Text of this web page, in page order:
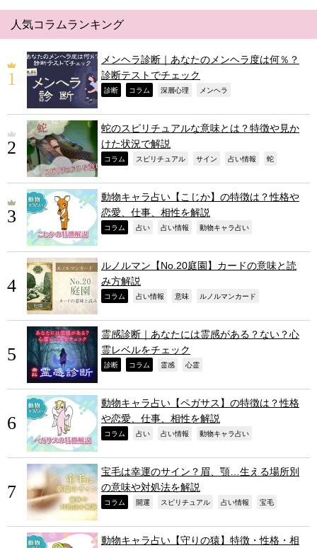
人気コラムランキング
メンヘラ診断｜あなたのメンヘラ度は何％？
診断テストでチェック
診断 コラム 深層心理 メンヘラ
蛇のスピリチュアルな意味とは？特徴や見か
けた状況で解説
コラム スピリチュアル サイン 占い情報 蛇
動物キャラ占い【こじか】の特徴は？性格や
恋愛、仕事、相性を解説
コラム 占い 占い情報 動物キャラ占い
ルノルマン【No.20庭園】カードの意味と読
み方解説
コラム 占い情報 意味 ルノルマンカード
霊感診断｜あなたには霊感がある？ない？心
霊レベルをチェック
診断 コラム 霊感 心霊
動物キャラ占い【ペガサス】の特徴は？性格
や恋愛、仕事、相性を解説
コラム 占い 占い情報 動物キャラ占い
宝毛は幸運のサイン？眉、顎…生える場所別
の意味や対処法を解説
コラム 開運 スピリチュアル 占い情報 宝毛
動物キャラ占い【守りの猿】特徴・性格・相